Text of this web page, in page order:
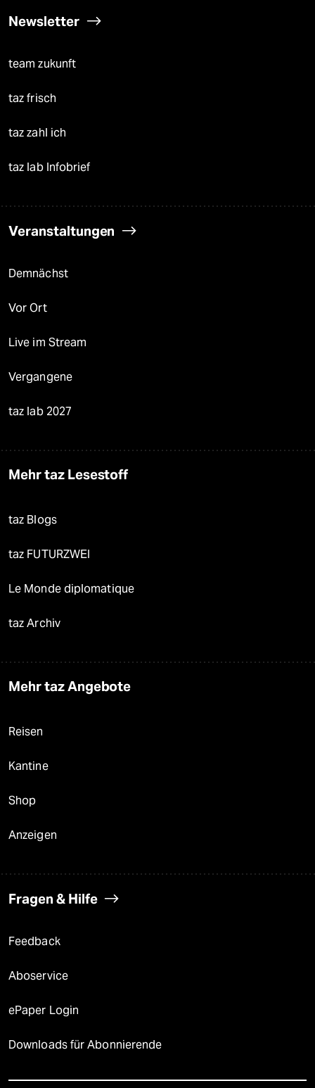
Newsletter
team zukunft
taz frisch
taz zahl ich
taz lab Infobrief
Veranstaltungen
Demnächst
Vor Ort
Live im Stream
Vergangene
taz lab 2027
Mehr taz Lesestoff
taz Blogs
taz FUTURZWEI
Le Monde diplomatique
taz Archiv
Mehr taz Angebote
Reisen
Kantine
Shop
Anzeigen
Fragen & Hilfe
Feedback
Aboservice
ePaper Login
Downloads für Abonnierende